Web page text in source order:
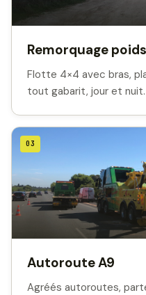
Remorquage
Flotte 4×4 avec bras,
tout gabarit, jour et nuit.
03
Autoroute A9
Agréés autoroutes,